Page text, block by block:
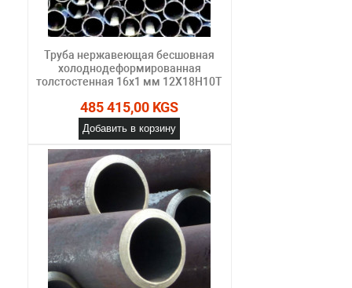
Труба нержавеющая бесшовная
холоднодеформированная
толстостенная 16х1 мм 12Х18Н10Т
485 415,00 KGS
Добавить в корзину